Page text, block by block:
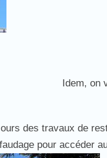
Idem, on
des travaux de
pour accéder